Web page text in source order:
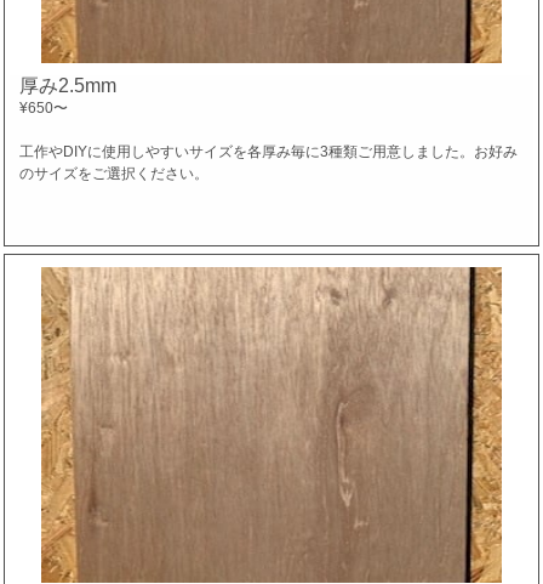
厚み2.5mm
¥650〜
工作やDIYに使用しやすいサイズを各厚み毎に3種類ご用意しました。お好み
のサイズをご選択ください。